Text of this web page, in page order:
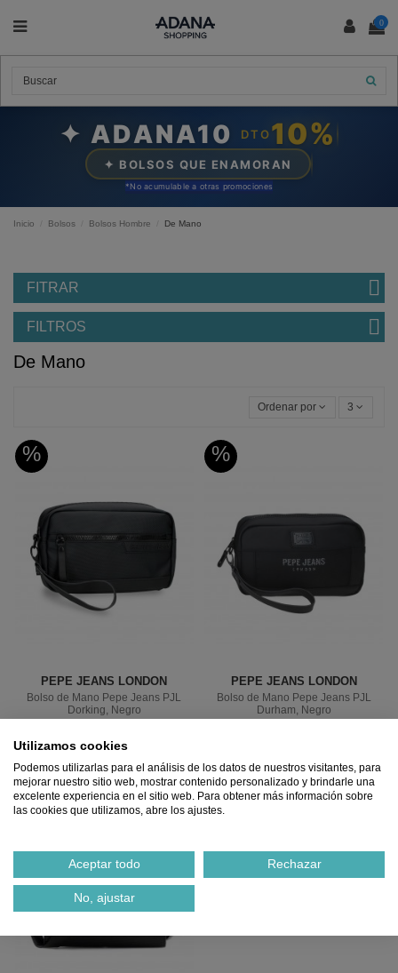
0
✦ ADANA10 DTO10%
✦ BOLSOS QUE ENAMORAN
*No acumulable a otras promociones
Inicio Bolsos Bolsos Hombre De Mano
De Mano
Ordenar por 3
%
PEPE JEANS LONDON
Bolso de Mano Pepe Jeans PJL
Dorking, Negro
Añadir
%
PEPE JEANS LONDON
Bolso de Mano Pepe Jeans PJL
Durham, Negro
%
FITRAR
FILTROS
Utilizamos cookies
Podemos utilizarlas para el análisis de los datos de nuestros visitantes, para
mejorar nuestro sitio web, mostrar contenido personalizado y brindarle una
excelente experiencia en el sitio web. Para obtener más información sobre
las cookies que utilizamos, abre los ajustes.
Aceptar todo Rechazar
No, ajustar